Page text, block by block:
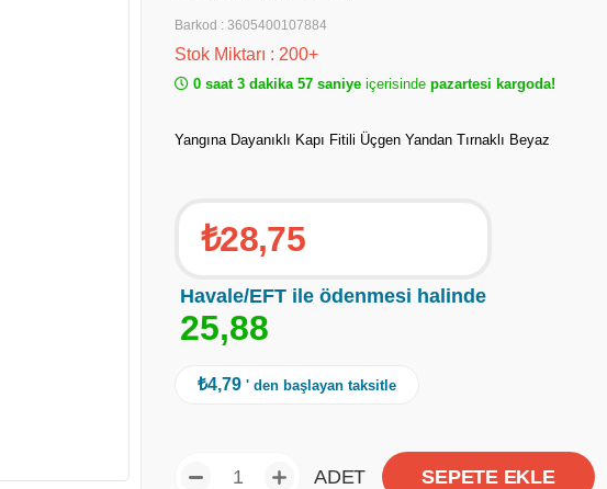
Barkod : 3605400107884
Stok Miktarı : 200+
0 saat 3 dakika 57 saniye içerisinde pazartesi kargoda!
Yangına Dayanıklı Kapı Fitili Üçgen Yandan Tırnaklı Beyaz
₺28,75
Havale/EFT ile ödenmesi halinde
25,88
₺4,79 ' den başlayan taksitle
ADET